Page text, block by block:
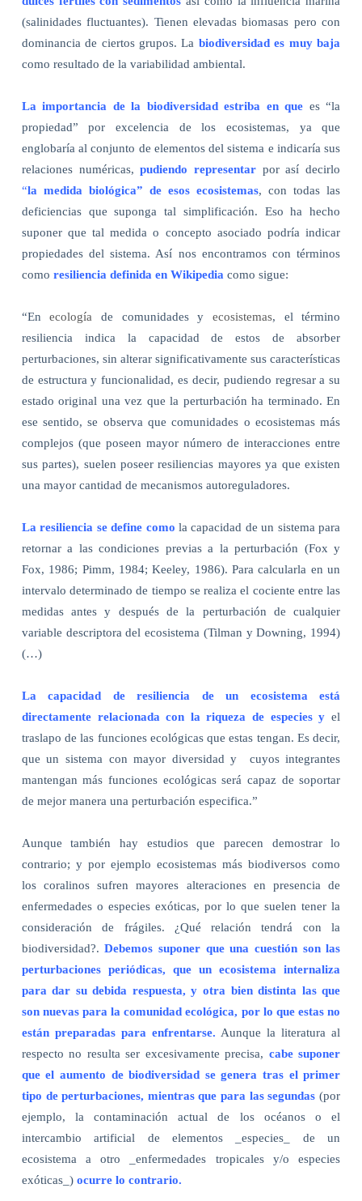
(salinidades fluctuantes). Tienen elevadas biomasas pero con
dominancia de ciertos grupos. La biodiversidad es muy baja
como resultado de la variabilidad ambiental.
La importancia de la biodiversidad estriba en que es “la
propiedad” por excelencia de los ecosistemas, ya que
englobaría al conjunto de elementos del sistema e indicaría sus
relaciones numéricas,pudiendo representar por así decirlo
“la medida biológica” de esos ecosistemas, con todas las
deficiencias que suponga tal simplificación. Eso ha hecho
suponer que tal medida o concepto asociado podría indicar
propiedades del sistema. Así nos encontramos con términos
como resiliencia definida en Wikipediacomo sigue:
“Enecología de comunidades y ecosistemas, el término
resiliencia indica la capacidad de estos de absorber
perturbaciones, sin alterar significativamente sus características
de estructura y funcionalidad, es decir, pudiendo regresar a su
estado original una vez que la perturbación ha terminado. En
ese sentido, se observa que comunidades o ecosistemas más
complejos (que poseen mayor número de interacciones entre
sus partes), suelen poseer resiliencias mayores ya que existen
una mayor cantidad de mecanismos autoreguladores.
La resiliencia se define como la capacidad de un sistema para
retornar a las condiciones previas a la perturbación (Fox y
Fox, 1986; Pimm, 1984; Keeley, 1986). Para calcularla en un
intervalo determinado de tiempo se realiza el cociente entre las
medidas antes y después de la perturbación de cualquier
variable descriptora del ecosistema (Tilman y Downing, 1994)
(…)
La capacidad de resiliencia de un ecosistema está
directamente relacionada con la riqueza de especies y el
traslapo de las funciones ecológicas que estas tengan. Es decir,
que un sistema con mayor diversidad y
cuyos integrantes
mantengan más funciones ecológicas será capaz de soportar
de mejor manera una perturbación especifica.”
Aunque también hay estudios que parecen demostrar lo
contrario; y por ejemplo ecosistemas más biodiversos como
los coralinos sufren mayores alteraciones en presencia de
enfermedades o especies exóticas, por lo que suelen tener la
consideración de frágiles. ¿Qué relación tendrá con la
biodiversidad?.Debemos suponer que una cuestión son las
perturbaciones periódicas, que un ecosistema internaliza
para dar su debida respuesta, y otra bien distinta las que
son nuevas para la comunidad ecológica, por lo que estas no
están preparadas para enfrentarse. Aunque la literatura al
respecto no resulta ser excesivamente precisa, cabe suponer
que el aumento de biodiversidad se genera tras el primer
tipo de perturbaciones, mientras que para las segundas (por
ejemplo, la contaminación actual de los océanos o el
intercambio artificial de elementos _especies_ de un
ecosistema a otro _enfermedades tropicales y/o especies
exóticas_) ocurre lo contrario.